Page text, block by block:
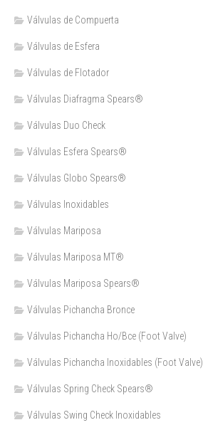
Válvulas de Compuerta
Válvulas de Esfera
Válvulas de Flotador
Válvulas Diafragma Spears®️
Válvulas Duo Check
Válvulas Esfera Spears®
Válvulas Globo Spears®
Válvulas Inoxidables
Válvulas Mariposa
Válvulas Mariposa MT®
Válvulas Mariposa Spears®
Válvulas Pichancha Bronce
Válvulas Pichancha Ho/Bce (Foot Valve)
Válvulas Pichancha Inoxidables (Foot Valve)
Válvulas Spring Check Spears®
Válvulas Swing Check Inoxidables